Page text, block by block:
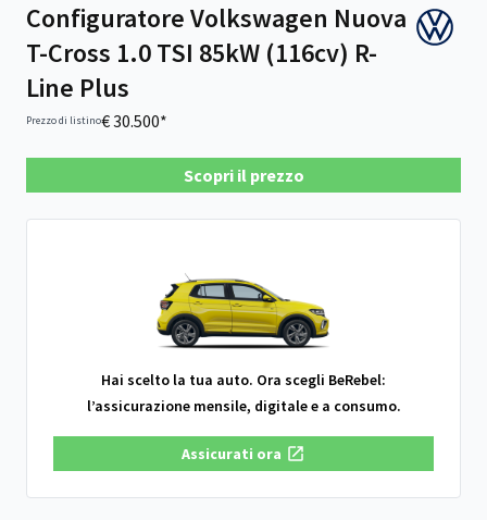
Configuratore Volkswagen Nuova
T-Cross 1.0 TSI 85kW (116cv) R-
Line Plus
Prezzo di listino€ 30.500*
Scopri il prezzo
Hai scelto la tua auto. Ora scegli BeRebel:
l’assicurazione mensile, digitale e a consumo.
Assicurati ora